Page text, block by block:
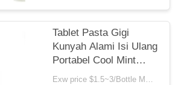
Tablet Pasta Gigi
Kunyah Alami Isi Ulang
Portabel Cool Mint
Untuk Perjalanan
Exw price $1.5~3/Bottle MOQ:5000botol